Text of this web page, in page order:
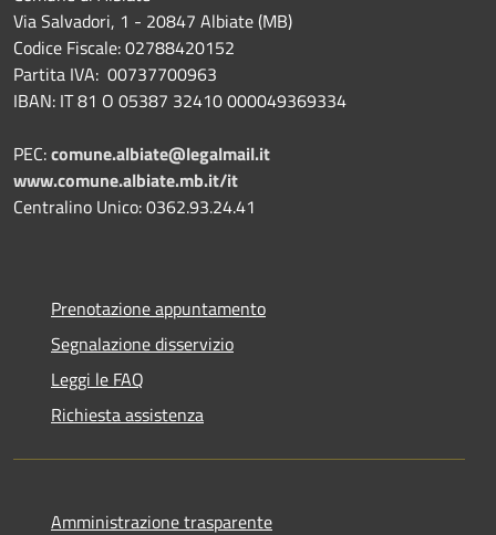
Via Salvadori, 1 - 20847 Albiate (MB)
Codice Fiscale: 02788420152
Partita IVA: 00737700963
IBAN: IT 81 O 05387 32410 000049369334
PEC:comune.albiate@legalmail.it
www.comune.albiate.mb.it/it
Centralino Unico: 0362.93.24.41
Prenotazione appuntamento
Segnalazione disservizio
Leggi le FAQ
Richiesta assistenza
Amministrazione trasparente